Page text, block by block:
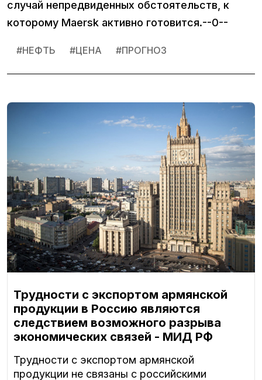
случай непредвиденных обстоятельств, к
которому Maersk активно готовится.--0--
#НЕФТЬ #ЦЕНА #ПРОГНОЗ
Трудности с экспортом армянской
продукции в Россию являются
следствием возможного разрыва
экономических связей - МИД РФ
Трудности с экспортом армянской
продукции не связаны с российскими